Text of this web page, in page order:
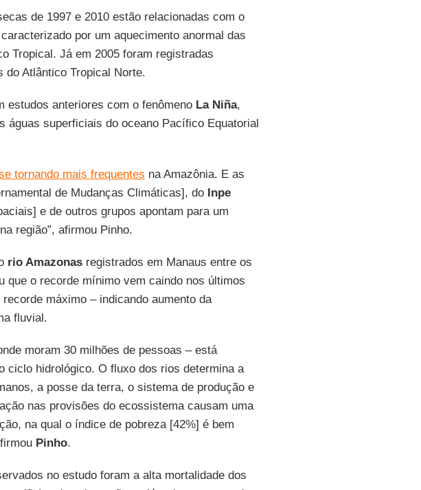
de 1997 e 2010 estão relacionadas com o
por um aquecimento anormal das
Tropical. Já em 2005 foram registradas
do Atlântico Tropical Norte.
estudos anteriores com o fenômeno La Niña,
águas superficiais do oceano Pacífico Equatorial
tornando mais frequentes na Amazônia. E as
de Mudanças Climáticas], do Inpe
e de outros grupos apontam para um
região”, afirmou Pinho.
rio Amazonasregistrados em Manaus entre os
que o recorde mínimo vem caindo nos últimos
máximo – indicando aumento da
fluvial.
moram 30 milhões de pessoas – está
ciclo hidrológico. O fluxo dos rios determina a
a posse da terra, o sistema de produção e
nas provisões do ecossistema causam uma
na qual o índice de pobreza [42%] é bem
Pinho.
no estudo foram a alta mortalidade dos